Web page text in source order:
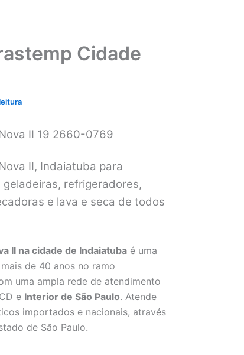
Cidade
II 19 2660-0769
II, Indaiatuba para
refrigeradores,
e lava e seca de todos
II na cidade de Indaiatuba é uma
de 40 anos no ramo
uma ampla rede de atendimento
e Interior de São Paulo. Atende
importados e nacionais, através
de São Paulo.